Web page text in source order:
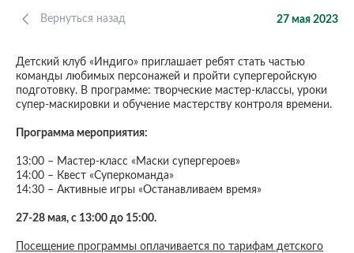
Вернуться назад 27 мая 2023
Детский клуб «Индиго» приглашает ребят стать частью
команды любимых персонажей и пройти супергеройскую
подготовку. В программе: творческие мастер-классы, уроки
супер-маскировки и обучение мастерству контроля времени.
Программа мероприятия:
13:00 – Мастер-класс «Маски супергероев»
14:00 – Квест «Суперкоманда»
14:30 – Активные игры «Останавливаем время»
27-28 мая, с 13:00 до 15:00.
Посещение программы оплачивается по тарифам детского